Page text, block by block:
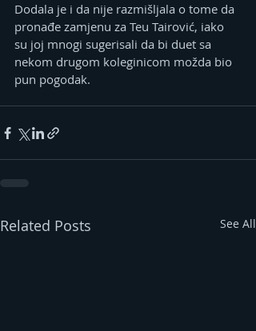
Dodala je i da nije razmišljala o tome da
pronađe zamjenu za Teu Tairović, iako
su joj mnogi sugerisali da bi duet sa
nekom drugom koleginicom možda bio
pun pogodak.
Related Posts See All